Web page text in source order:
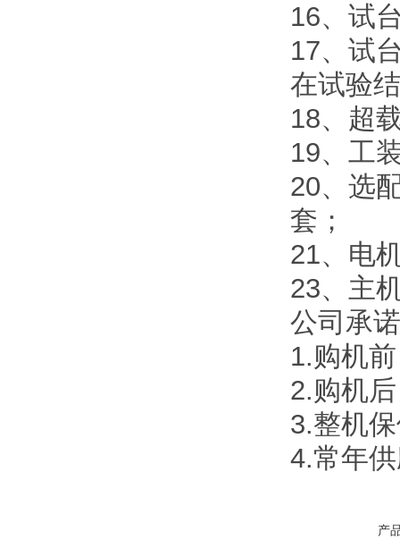
16、试
17、试
在试验
18、超
19、工
20、选
套；
21、电
23、主
公司承
1.购机
2.购机
3.整机
4.常年
产